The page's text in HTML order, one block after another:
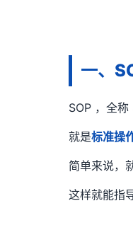
一、
SOP ，全
就是标准操
简单来说，
这样就能指